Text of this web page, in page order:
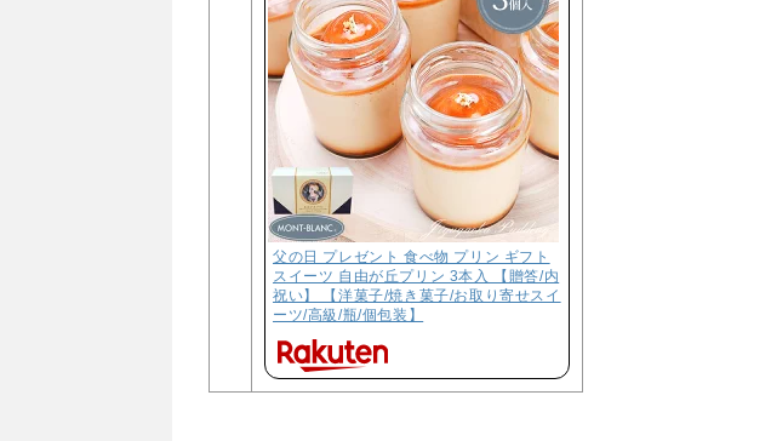
父の日 プレゼント 食べ物 プリン ギフト
スイーツ 自由が丘プリン 3本入 【贈答/内
祝い】 【洋菓子/焼き菓子/お取り寄せスイ
ーツ/高級/瓶/個包装】